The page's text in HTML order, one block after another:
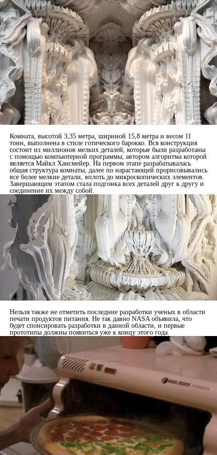
Комната, высотой 3,35 метра, шириной 15,8 метра и весом 11
тонн, выполнена в стиле готического барокко. Вся конструкция
состоит из миллионов мелких деталей, которые были разработаны
с помощью компьютерной программы, автором алгоритма которой
является Майкл Хансмейер. На первом этапе разрабатывалась
общая структура комнаты, далее по нарастающей прорисовывались
все более мелкие детали, вплоть до микроскопических элементов.
Завершающим этапом стала подгонка всех деталей друг к другу и
соединение их между собой.
Нельзя также не отметить последние разработки ученых в области
печати продуктов питания. Не так давно NASA объявила, что
будет спонсировать разработки в данной области, и первые
прототипы должны появиться уже к концу этого года.